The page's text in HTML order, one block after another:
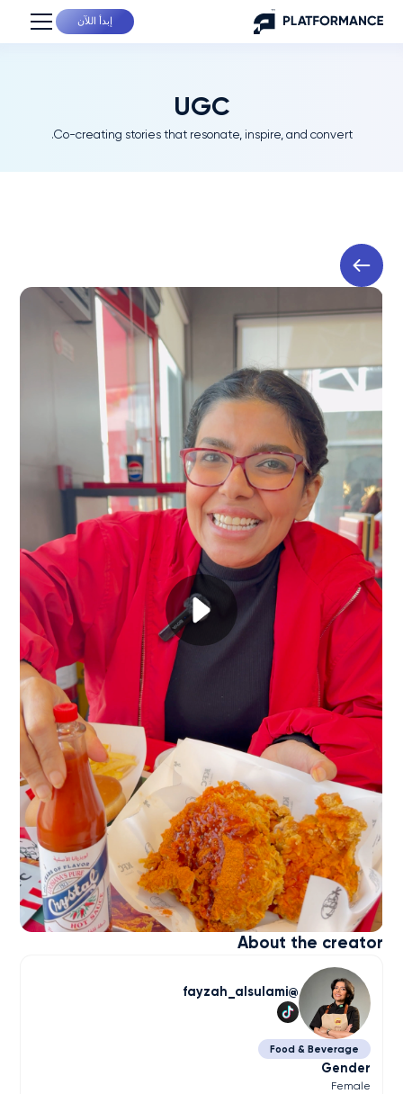
إبدأ اللآن
UGC
Co-creating stories that resonate, inspire, and convert.
About the creator
fayzah_alsulami
Food & Beverage
Gender
Female